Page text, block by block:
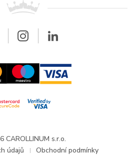
CAROLLINUM s.r.o.
údajů
Obchodní podmínky